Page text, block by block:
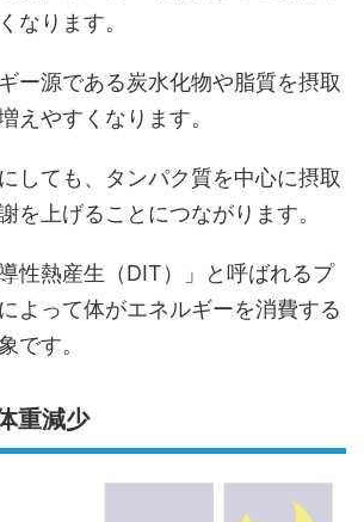
なります。
ー源である炭水化物や脂質を摂取
えやすくなります。
しても、タンパク質を中心に摂取
を上げることにつながります。
性熱産生（DIT）」と呼ばれるプ
よって体がエネルギーを消費する
です。
重減少